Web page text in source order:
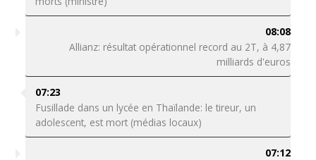
08:08
Allianz: résultat opérationnel record au 2T, à 4,87
milliards d'euros
07:23
Fusillade dans un lycée en Thaïlande: le tireur, un
adolescent, est mort (médias locaux)
07:12